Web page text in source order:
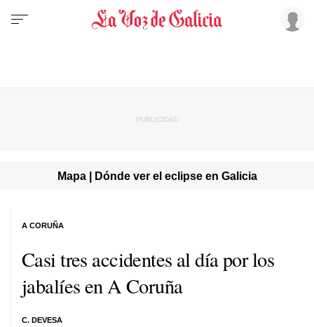
Mapa | Dónde ver el eclipse en Galicia
Casi tres accidentes al día por los
jabalíes en A Coruña
C. DEVESA
A CORUÑA